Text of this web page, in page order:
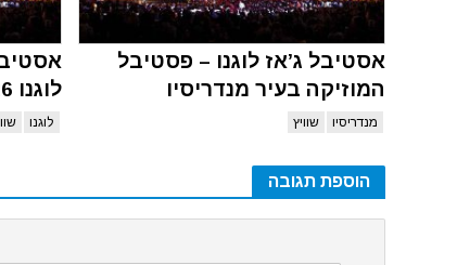
אסטיבל ג’אז לוגנו – פסטיבל
המוזיקה בעיר מנדריסיו
מנדריסיו שוויץ
לוגנו 2026
לוגנו
הוספת תגובה